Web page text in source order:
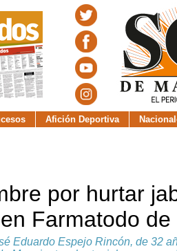
Afición Deportiva
por hurtar
Farmatodo
Eduardo Espejo Rincón, de 32